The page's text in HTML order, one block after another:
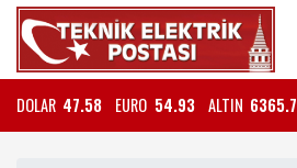
DOLAR 47.58 EURO 54.93 ALTIN 6365.7